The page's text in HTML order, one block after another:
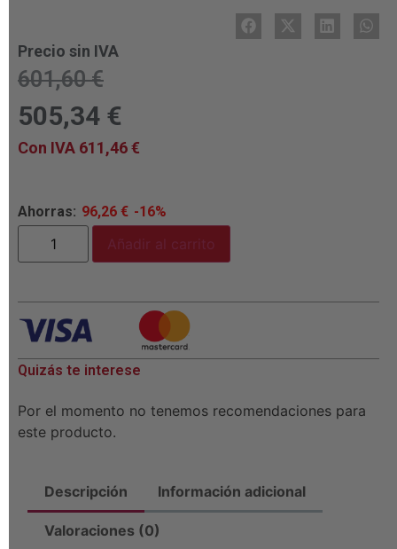
Precio sin IVA
601,60€
505,34 €
Con IVA 611,46€
Ahorras: 96,26 € -16%
Añadir al carrito
Quizás te interese
Por el momento no tenemos recomendaciones para
este producto.
Descripción Información adicional
Valoraciones (0)